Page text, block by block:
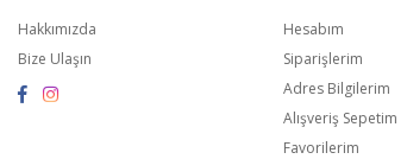
Hakkımızda
Bize Ulaşın
Hesabım
Siparişlerim
Adres Bilgilerim
Alışveriş Sepetim
Favorilerim